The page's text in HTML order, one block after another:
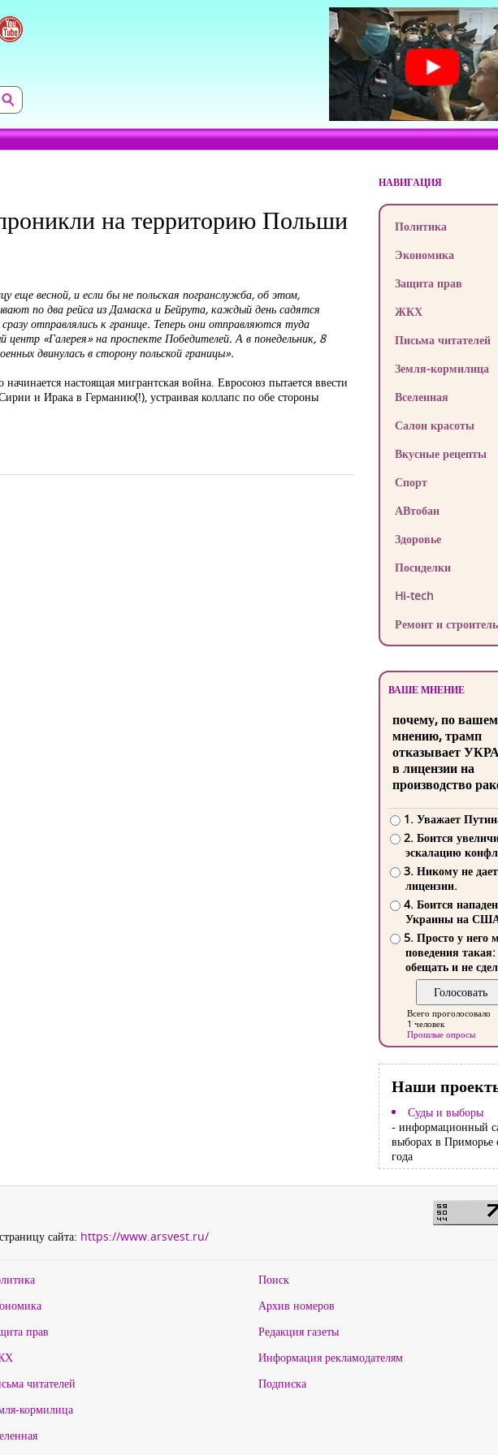
на территорию Польши
еще весной, и если бы не польская погранслужба, об этом,
по два рейса из Дамаска и Бейрута, каждый день садятся
отправлялись к границе. Теперь они отправляются туда
«Галерея» на проспекте Победителей. А в понедельник, 8
двинулась в сторону польской границы».
настоящая мигрантская война. Евросоюз пытается ввести
и Ирака в Германию(!), устраивая коллапс по обе стороны
НАВИГАЦИЯ
Политика
Экономика
Защита прав
ЖКХ
Письма читателей
Земля-кормилица
Вселенная
Салон красоты
Вкусные рецепты
Спорт
АВтобан
Здоровье
Посиделки
Hi-tech
Ремонт и
ВАШЕ МНЕНИЕ
почему, по
мнению, трамп
отказывает
в лицензии на
производство
1. Уважает
2. Боится
эскалацию
3. Никому не
лицензии.
4. Боится
Украины на
5. Просто у него
поведения такая:
обещать и не
Всего проголосовало
1 человек
Прошлые опросы
Наши
Суды и выборы
- информационный
выборах в Приморье
года
сайта: https://www.arsvest.ru/
прав
читателей
кормилица
Поиск
Архив номеров
Редакция газеты
Информация рекламодателям
Подписка